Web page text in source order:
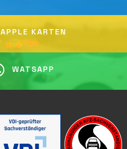
APPLE KARTEN
WATSAPP